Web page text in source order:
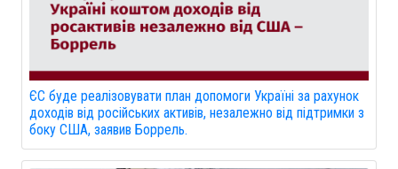
ЄС буде реалізовувати план допомоги Україні за рахунок
доходів від російських активів, незалежно від підтримки з
боку США, заявив Боррель.